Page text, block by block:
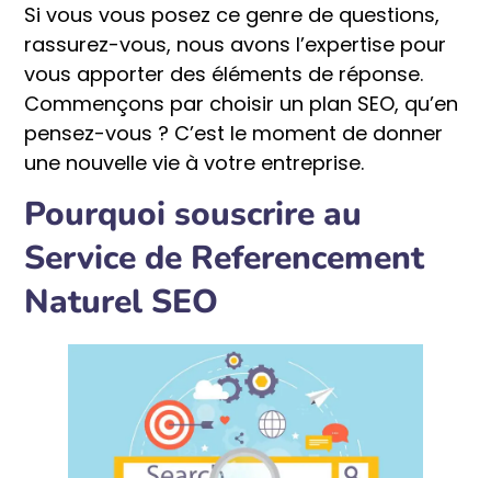
Si vous vous posez ce genre de questions,
rassurez-vous, nous avons l’expertise pour
vous apporter des éléments de réponse.
Commençons par choisir un plan SEO, qu’en
pensez-vous ? C’est le moment de donner
une nouvelle vie à votre entreprise.
Pourquoi souscrire au
Service de Referencement
Naturel SEO